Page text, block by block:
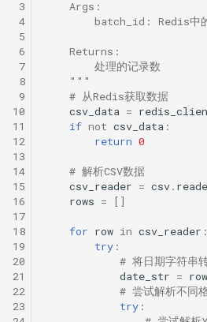
3
4
5
6
7
8
9
10
11
12
13
14
15
16
17
18
19
20
21
22
23
    Args:
batch_id: Redis中
    Returns:
        处理的记录数
    """
# 从Redis获取数据
csv_data =
if not csv_data :
return 0
# 解析CSV数据
csv_reader = csv.
rows = []
for row in csv_reader :
try :
# 将日期字符串
date_str = row
# 尝试解析不同
try :